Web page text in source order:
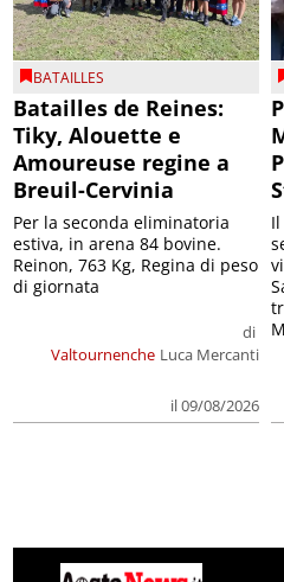
BATAILLES
Batailles de Reines:
Tiky, Alouette e
Amoureuse regine a
Breuil-Cervinia
Valtournenche
di
Luca Mercanti
il 09/08/2026
Per la seconda eliminatoria
estiva, in arena 84 bovine.
Reinon, 763 Kg, Regina di peso
di giornata